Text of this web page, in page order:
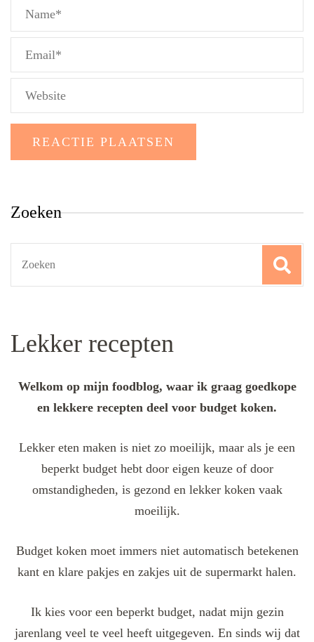
Zoeken
Lekker recepten
Welkom op mijn foodblog, waar ik graag goedkope
en lekkere recepten deel voor budget koken.
Lekker eten maken is niet zo moeilijk, maar als je een
beperkt budget hebt door eigen keuze of door
omstandigheden, is gezond en lekker koken vaak
moeilijk.
Budget koken moet immers niet automatisch betekenen
kant en klare pakjes en zakjes uit de supermarkt halen.
Ik kies voor een beperkt budget, nadat mijn gezin
jarenlang veel te veel heeft uitgegeven. En sinds wij dat